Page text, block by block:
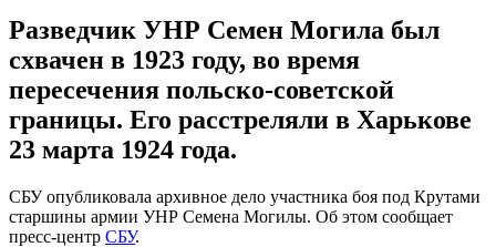
Разведчик УНР Семен Могила был
схвачен в 1923 году, во время
пересечения польско-советской
границы. Его расстреляли в Харькове
23 марта 1924 года.
СБУ опубликовала архивное дело участника боя под Крутами
старшины армии УНР Семена Могилы. Об этом сообщает
пресс-центр СБУ.